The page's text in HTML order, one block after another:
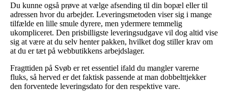
Du kunne også prøve at vælge afsending til din bopæl eller til
adressen hvor du arbejder. Leveringsmetoden viser sig i mange
tilfælde en lille smule dyrere, men ydermere temmelig
ukompliceret. Den prisbilligste leveringsudgave vil dog altid vise
sig at være at du selv henter pakken, hvilket dog stiller krav om
at du er tæt på webbutikkens arbejdslager.
Fragttiden på Svøb er ret essentiel ifald du mangler varerne
fluks, så herved er det faktisk passende at man dobbelttjekker
den forventede leveringsdato for den respektive vare.